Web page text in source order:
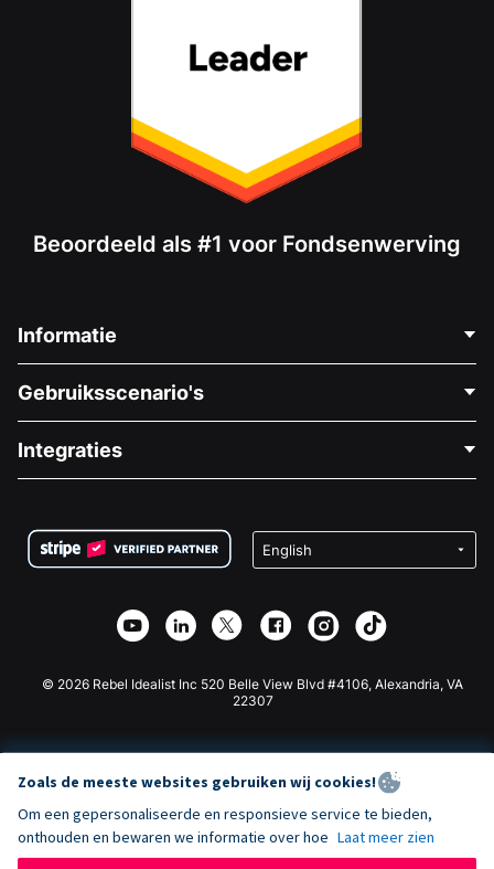
Beoordeeld als #1 voor Fondsenwerving
Informatie
Over Ons
Vacatures
Privacy
Affiliate Partnerschap
Gebruiksscenario's
Medische Fondsenwerving
Goede Doelen Fondsenwerving
Integraties
Wix Donatie Plugin
Webflow Donatie App
Joomla Donatie
© 2026 Rebel Idealist Inc 520 Belle View Blvd #4106, Alexandria, VA
22307
Zoals de meeste websites gebruiken wij cookies!
Om een gepersonaliseerde en responsieve service te bieden,
onthouden en bewaren we informatie over hoe Laat meer zien